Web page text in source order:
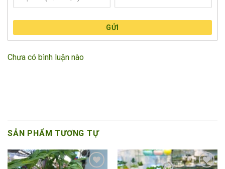
GỬI
Chưa có bình luận nào
SẢN PHẨM TƯƠNG TỰ